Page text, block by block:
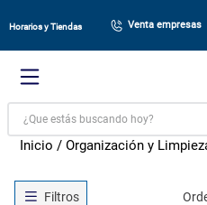
Horarios y Tiendas Venta empresas
¿Que estás buscando hoy?
Organización y